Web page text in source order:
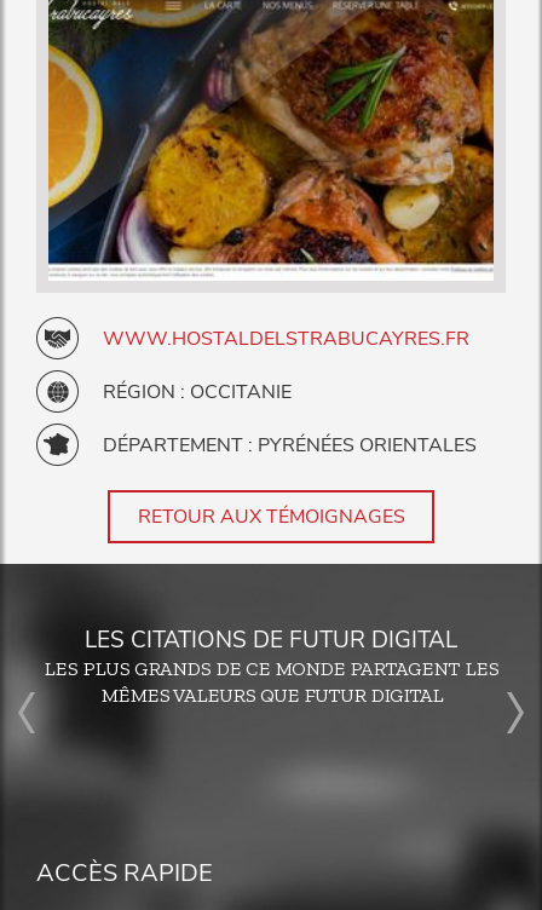
WWW.HOSTALDELSTRABUCAYRES.FR
RÉGION : OCCITANIE
DÉPARTEMENT : PYRÉNÉES ORIENTALES
RETOUR AUX TÉMOIGNAGES
LES CITATIONS DE FUTUR DIGITAL
LES PLUS GRANDS DE CE MONDE PARTAGENT LES
MÊMES VALEURS QUE FUTUR DIGITAL
ACCÈS RAPIDE